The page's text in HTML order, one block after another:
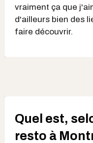
vraiment ça que
d'ailleurs bien des
faire découvrir.
Quel est,
resto à